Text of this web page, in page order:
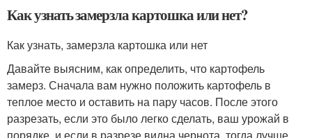
Как узнать замерзла картошка или нет?
Как узнать, замерзла картошка или нет
Давайте выясним, как определить, что картофель
замерз. Сначала вам нужно положить картофель в
теплое место и оставить на пару часов. После этого
разрезать, если это было легко сделать, ваш урожай в